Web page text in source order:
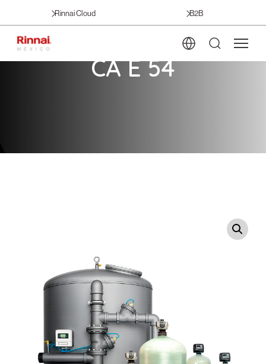
Rinnai Cloud B2B
CA E 54